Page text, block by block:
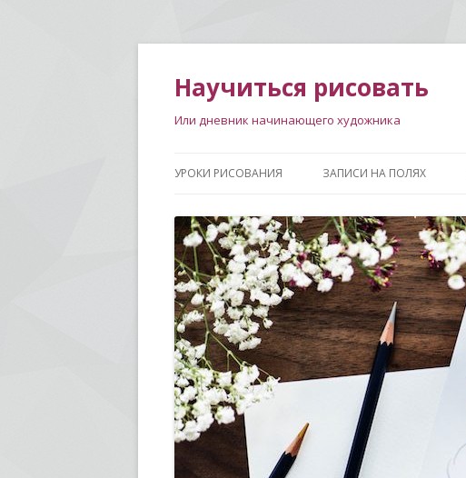
Научиться рисовать
Или дневник начинающего художника
УРОКИ РИСОВАНИЯ ЗАПИСИ НА ПОЛЯХ